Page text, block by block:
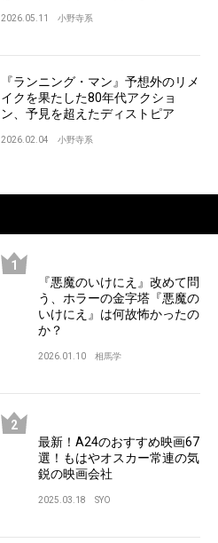
2026.05.11 小野寺系
『ランニング・マン』予想外のリメ
イクを果たした80年代アクショ
ン、予見を超えたディストピア
2026.02.04 小野寺系
『悪魔のいけにえ』改めて問
う、ホラーの金字塔『悪魔の
いけにえ』は何故怖かったの
か？
2026.01.10 相馬学
最新！A24のおすすめ映画67
選！もはやオスカー常連の気
鋭の映画会社
2025.03.18 SYO